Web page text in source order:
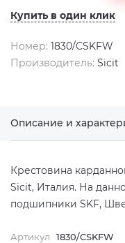
Купить в один клик
Номер: 1830/CSKFW
Производитель: Sicit
Описание и
Крестовина
Sicit, Италия. На
подшипники SKF,
Артикул
1830/CSKFW